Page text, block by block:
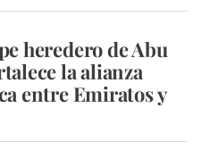
heredero de Abu
la alianza
entre Emiratos y